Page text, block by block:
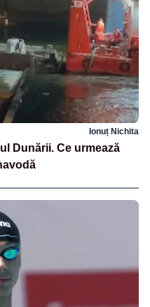
Ionuț Nichita
Dunării. Ce urmează